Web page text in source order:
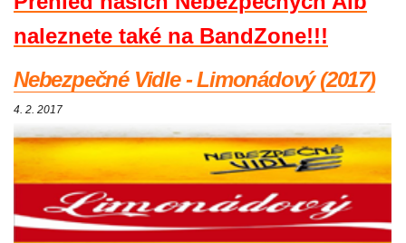
naleznete také na BandZone!!!
Nebezpečné Vidle - Limonádový (2017)
4. 2. 2017